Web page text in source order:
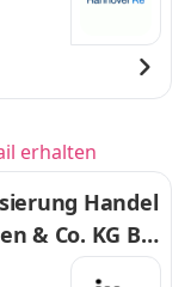
erhalten
Handel
& Co. KG Bo